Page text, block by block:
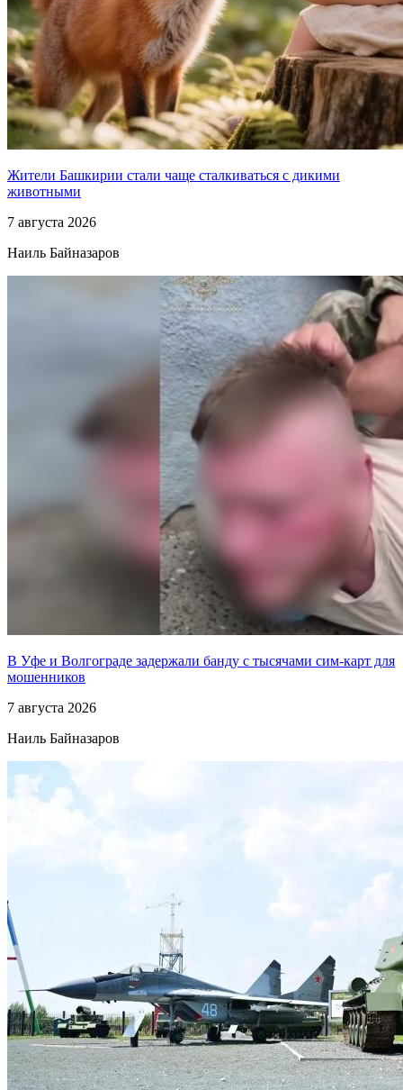
Жители Башкирии стали чаще сталкиваться с дикими
животными
7 августа 2026
Наиль Байназаров
В Уфе и Волгограде задержали банду с тысячами сим-карт для
мошенников
7 августа 2026
Наиль Байназаров